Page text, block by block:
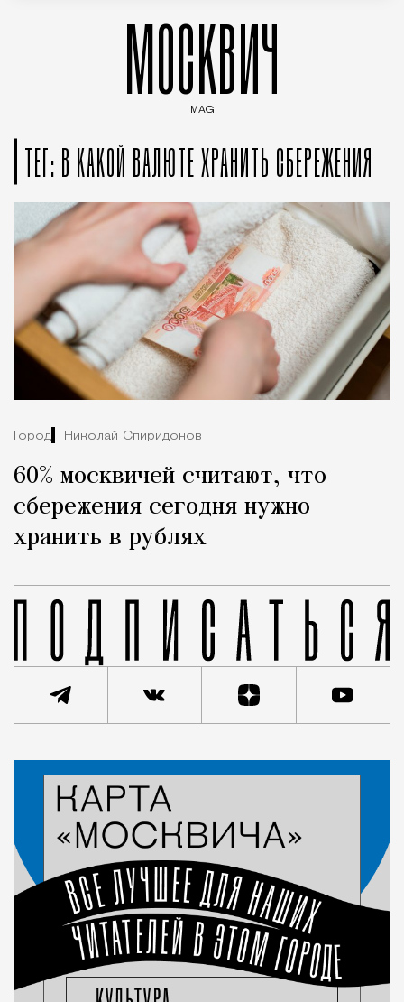
МОСКВИЧ
MAG
ТЕГ: В КАКОЙ ВАЛЮТЕ ХРАНИТЬ СБЕРЕЖЕНИЯ
Город Николай Спиридонов
60% москвичей считают, что
сбережения сегодня нужно
хранить в рублях